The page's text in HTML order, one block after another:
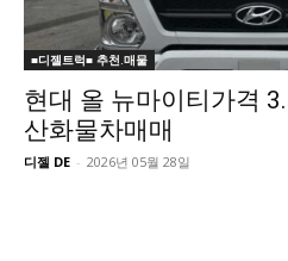
■디젤트럭■ 추천.매물
현대 올 뉴마이티가격
산화물차매매
디젤 DE - 2026년 05월 28일